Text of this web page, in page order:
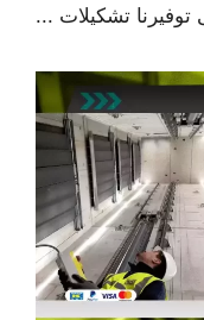
توفيرنا تشكيلات ...